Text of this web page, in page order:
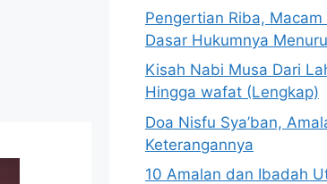
Pengertian Riba, Macam
Dasar Hukumnya
Kisah Nabi Musa Dari
Hingga wafat (Lengkap)
Doa Nisfu Sya’ban,
Keterangannya
10 Amalan dan Ibadah